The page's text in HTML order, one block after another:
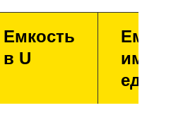
Емкость
в U